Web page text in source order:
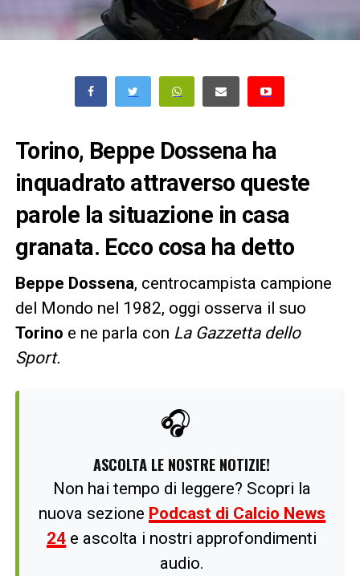
Torino, Beppe Dossena ha
inquadrato attraverso queste
parole la situazione in casa
granata. Ecco cosa ha detto
Beppe Dossena, centrocampista campione
del Mondo nel 1982, oggi osserva il suo
Torino e ne parla con La Gazzetta dello
Sport.
🎧
ASCOLTA LE NOSTRE NOTIZIE!
Non hai tempo di leggere? Scopri la
nuova sezione Podcast di Calcio News
24 e ascolta i nostri approfondimenti
audio.